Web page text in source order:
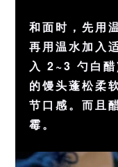
和面时，先用
再用温水加入
入 2~3 勺白
的馒头蓬松柔
节口感。而且
霉。